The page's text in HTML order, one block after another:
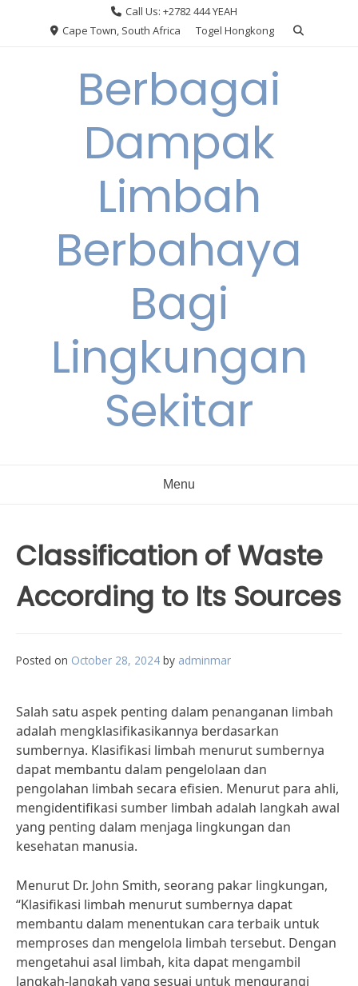
Call Us: +2782 444 YEAH
Cape Town, South Africa
Togel Hongkong
Berbagai
Dampak
Limbah
Berbahaya
Bagi
Lingkungan
Sekitar
Menu
Classification of Waste
According to Its Sources
Posted on October 28, 2024 by adminmar
Salah satu aspek penting dalam penanganan limbah
adalah mengklasifikasikannya berdasarkan
sumbernya. Klasifikasi limbah menurut sumbernya
dapat membantu dalam pengelolaan dan
pengolahan limbah secara efisien. Menurut para ahli,
mengidentifikasi sumber limbah adalah langkah awal
yang penting dalam menjaga lingkungan dan
kesehatan manusia.
Menurut Dr. John Smith, seorang pakar lingkungan,
“Klasifikasi limbah menurut sumbernya dapat
membantu dalam menentukan cara terbaik untuk
memproses dan mengelola limbah tersebut. Dengan
mengetahui asal limbah, kita dapat mengambil
langkah-langkah yang sesuai untuk mengurangi